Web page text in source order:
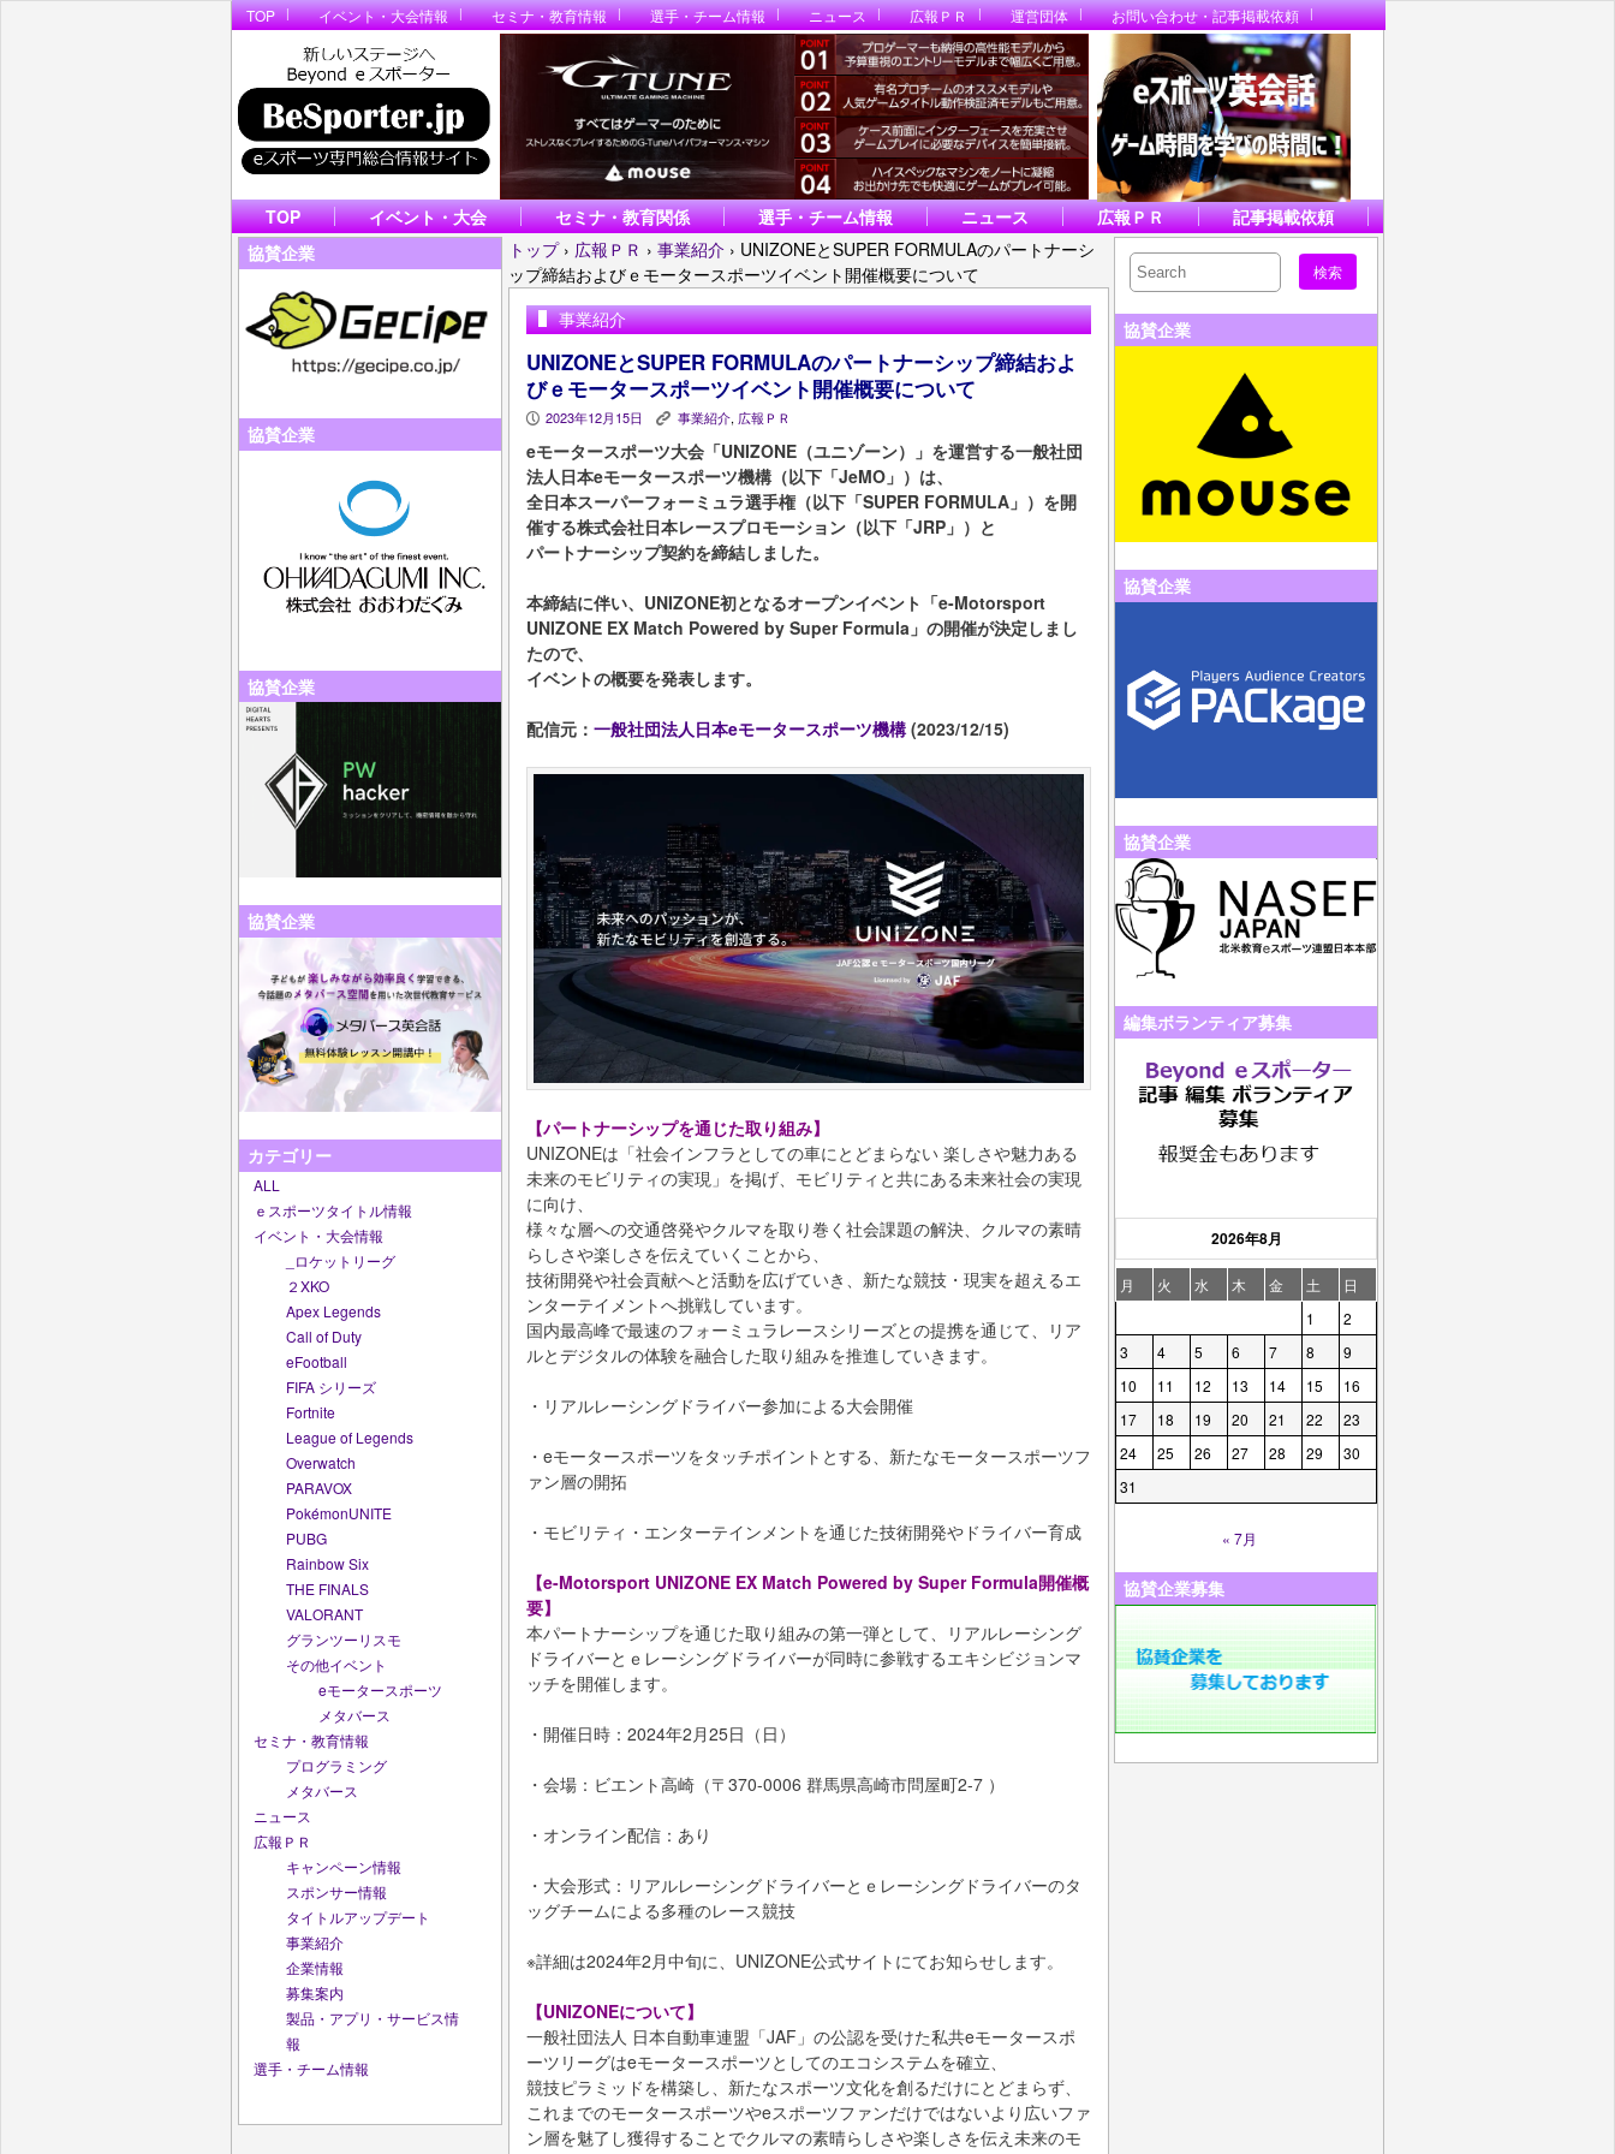
TOP イベント・大会情報 セミナ・教育情報 選手・チーム情報 ニュース 広報ＰＲ 運営団体 お問い合わせ・記事掲載依頼
TOP イベント・大会 セミナ・教育関係 選手・チーム情報 ニュース 広報ＰＲ
記事掲載依頼
協賛企業
協賛企業
協賛企業
協賛企業
カテゴリー
ALL
ｅスポーツタイトル情報
イベント・大会情報
_ロケットリーグ
２XKO
Apex Legends
Call of Duty
eFootball
FIFA シリーズ
Fortnite
League of Legends
Overwatch
PARAVOX
PokémonUNITE
PUBG
Rainbow Six
THE FINALS
VALORANT
グランツーリスモ
その他イベント
eモータースポーツ
メタバース
セミナ・教育情報
プログラミング
メタバース
ニュース
広報ＰＲ
キャンペーン情報
スポンサー情報
タイトルアップデート
事業紹介
企業情報
募集案内
製品・アプリ・サービス情
報
選手・チーム情報
トップ › 広報ＰＲ › 事業紹介 › UNIZONEとSUPER FORMULAのパートナーシ
ップ締結およびｅモータースポーツイベント開催概要について
事業紹介
UNIZONEとSUPER FORMULAのパートナーシップ締結およ
びｅモータースポーツイベント開催概要について
P 2023年12月15日 K 事業紹介, 広報ＰＲ
eモータースポーツ大会「UNIZONE（ユニゾーン）」を運営する一般社団
法人日本eモータースポーツ機構（以下「JeMO」）は、
全日本スーパーフォーミュラ選手権（以下「SUPER FORMULA」）を開
催する株式会社日本レースプロモーション（以下「JRP」）と
パートナーシップ契約を締結しました。
本締結に伴い、UNIZONE初となるオープンイベント「e-Motorsport
UNIZONE EX Match Powered by Super Formula」の開催が決定しまし
たので、
イベントの概要を発表します。
配信元： 一般社団法人日本eモータースポーツ機構(2023/12/15)
【パートナーシップを通じた取り組み】
UNIZONEは「社会インフラとしての車にとどまらない 楽しさや魅力ある
未来のモビリティの実現」を掲げ、モビリティと共にある未来社会の実現
に向け、
様々な層への交通啓発やクルマを取り巻く社会課題の解決、クルマの素晴
らしさや楽しさを伝えていくことから、
技術開発や社会貢献へと活動を広げていき、新たな競技・現実を超えるエ
ンターテイメントへ挑戦しています。
国内最高峰で最速のフォーミュラレースシリーズとの提携を通じて、リア
ルとデジタルの体験を融合した取り組みを推進していきます。
・リアルレーシングドライバー参加による大会開催
・eモータースポーツをタッチポイントとする、新たなモータースポーツフ
ァン層の開拓
・モビリティ・エンターテインメントを通じた技術開発やドライバー育成
【e-Motorsport UNIZONE EX Match Powered by Super Formula開催概
要】
本パートナーシップを通じた取り組みの第一弾として、リアルレーシング
ドライバーとｅレーシングドライバーが同時に参戦するエキシビジョンマ
ッチを開催します。
・開催日時：2024年2月25日（日）
・会場：ビエント高崎（〒370-0006 群馬県高崎市問屋町2-7 ）
・オンライン配信：あり
・大会形式：リアルレーシングドライバーとｅレーシングドライバーのタ
ッグチームによる多種のレース競技
※詳細は2024年2月中旬に、UNIZONE公式サイトにてお知らせします。
【UNIZONEについて】
一般社団法人 日本自動車連盟「JAF」の公認を受けた私共eモータースポ
ーツリーグはeモータースポーツとしてのエコシステムを確立、
競技ピラミッドを構築し、新たなスポーツ文化を創るだけにとどまらず、
これまでのモータースポーツやeスポーツファンだけではないより広いファ
ン層を魅了し獲得することでクルマの素晴らしさや楽しさを伝え未来のモ
協賛企業
協賛企業
協賛企業
編集ボランティア募集
2026年8月
月 火 水 木 金 土
日
1
2
3
4 5 6 7 8
9
10
11 12 13 14 15
16
17
18 19 20 21 22
23
24
25 26 27 28 29
30
31
« 7月
協賛企業募集